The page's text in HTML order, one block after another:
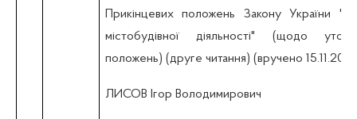
Прикінцевих положень Закону України
містобудівної діяльності" (щодо
положень) (друге читання) (вручено 15.11.2011)
ЛИСОВ Ігор Володимирович